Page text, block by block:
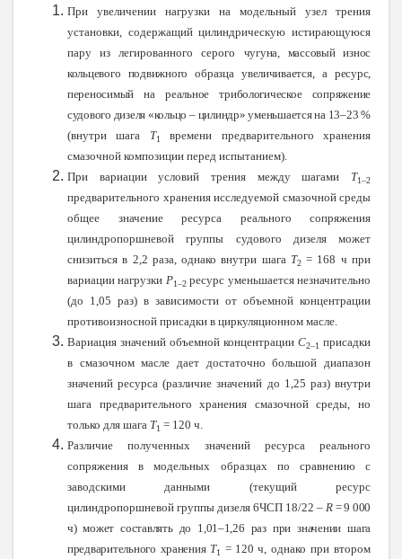
При увеличении нагрузки на модельный узел трения
установки, содержащий цилиндрическую истирающуюся
пару из легированного серого чугуна, массовый износ
кольцевого подвижного образца увеличивается, а ресурс,
переносимый на реальное трибологическое сопряжение
судового дизеля «кольцо – цилиндр» уменьшается на 13–23 %
(внутри шага Т1
времени предварительного хранения
смазочной композиции перед испытанием).
При вариации условий трения между шагами Т1–2
предварительного хранения исследуемой смазочной среды
общее значение ресурса реального сопряжения
цилиндропоршневой группы судового дизеля может
снизиться в 2,2 раза, однако внутри шага Т2= 168 ч при
вариации нагрузки Р1–2ресурс уменьшается незначительно
(до 1,05 раз) в зависимости от объемной концентрации
противоизносной присадки в циркуляционном масле.
Вариация значений объемной концентрации С2–1 присадки
в смазочном масле дает достаточно большой диапазон
значений ресурса (различие значений до 1,25 раз) внутри
шага предварительного хранения смазочной среды, но
только для шага Т1 = 120 ч.
Различие полученных значений ресурса реального
сопряжения в модельных образцах по сравнению с
заводскими данными (текущий ресурс
цилиндропоршневой группы дизеля 6ЧСП 18/22 –R = 9 000
ч) может составлять до 1,01–1,26 раз при значении шага
предварительного хранения Т1 = 120 ч, однако при втором